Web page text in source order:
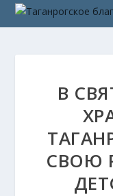
В
СВОЮ